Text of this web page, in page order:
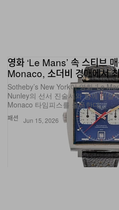
패션
영화 ‘Le Mans’ 속 스티브
Monaco, 소더비 경매에서
Sotheby’s New York이 영화 ‘Le
Nunley의 선서 진술서와 함께 전설
Monaco 타임피스를 출품한다.
Jun 15, 2026